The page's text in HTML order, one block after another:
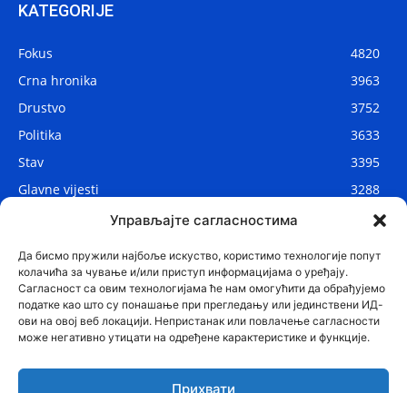
Управљајте сагласностима
Да бисмо пружили најбоље искуство, користимо технологије попут
колачића за чување и/или приступ информацијама о уређају.
Сагласност са овим технологијама ће нам омогућити да обрађујемо
податке као што су понашање при прегледању или јединствени ИД-
ови на овој веб локацији. Непристанак или повлачење сагласности
може негативно утицати на одређене карактеристике и функције.
Прихвати
KATEGORIJE
Fokus
4820
Crna hronika
3963
Drustvo
3752
Politika
3633
Stav
3395
Glavne vijesti
3288
2912